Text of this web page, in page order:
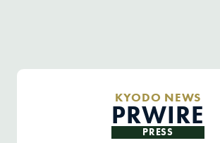
KYODO NEWS
PRWIRE
PRESS